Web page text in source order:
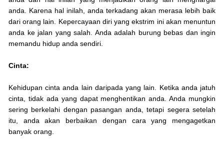
anda. Karena hal inilah, anda terkadang akan merasa lebih baik
dari orang lain. Kepercayaan diri yang ekstrim ini akan menuntun
anda ke jalan yang salah. Anda adalah burung bebas dan ingin
memandu hidup anda sendiri.
Cinta:
Kehidupan cinta anda lain daripada yang lain. Ketika anda jatuh
cinta, tidak ada yang dapat menghentikan anda. Anda mungkin
sering berkelahi dengan pasangan anda, tetapi segera setelah
itu, anda akan berbaikan dengan cara yang mengagetkan
banyak orang.